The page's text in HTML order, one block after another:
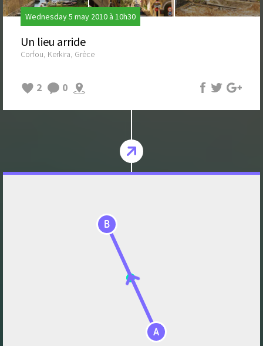
Wednesday 5 may 2010 à 10h30
Un lieu arride
Corfou, Kerkira, Grèce
2 0
A
B